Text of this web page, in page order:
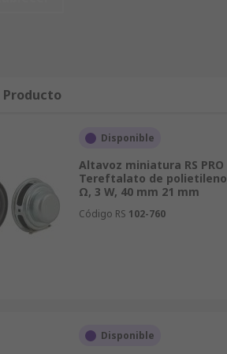
como radios, televisores,
adecuados en dispositivos
por ejemplo, dispositivos
de fabricación.
y pueden ser inalámbricos,
requieren conexión a una
tecnología inalámbrica o
Producto
Disponible
Altavoz miniatura RS PRO
Tereftalato de
Ω, 3 W, 40 mm 21 mm
Código RS 102-760
Disponible